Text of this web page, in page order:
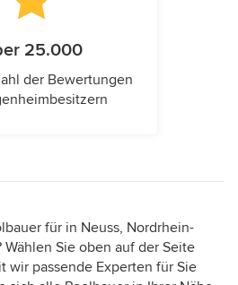
25.000
der Bewertungen
für in Neuss, Nordrhein-
Wählen Sie oben auf der Seite
wir passende Experten für Sie